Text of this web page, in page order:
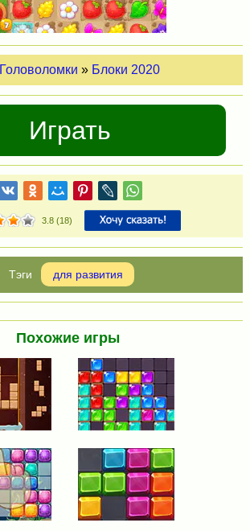
Головоломки » Блоки 2020
Играть
3.8(18)
для развития
Похожие игры